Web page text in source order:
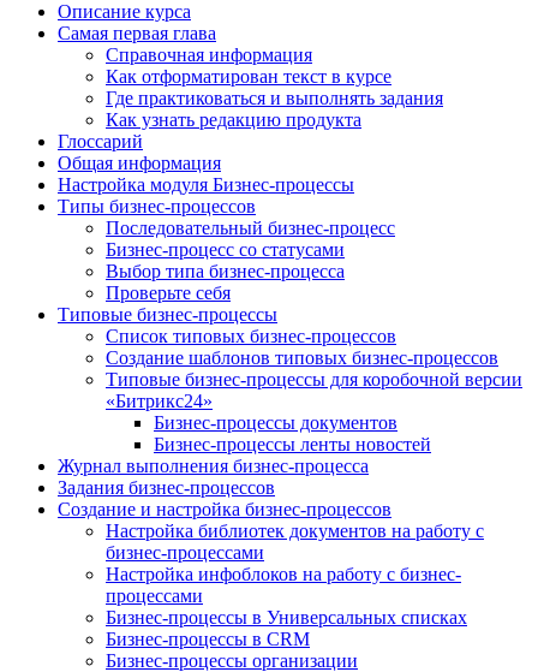
Описание курса
Самая первая глава
Справочная информация
Как отформатирован текст в курсе
Где практиковаться и выполнять задания
Как узнать редакцию продукта
Глоссарий
Общая информация
Настройка модуля Бизнес-процессы
Типы бизнес-процессов
Последовательный бизнес-процесс
Бизнес-процесс со статусами
Выбор типа бизнес-процесса
Проверьте себя
Типовые бизнес-процессы
Список типовых бизнес-процессов
Создание шаблонов типовых бизнес-процессов
Типовые бизнес-процессы для коробочной версии
«Битрикс24»
Бизнес-процессы документов
Бизнес-процессы ленты новостей
Журнал выполнения бизнес-процесса
Задания бизнес-процессов
Создание и настройка бизнес-процессов
Настройка библиотек документов на работу с
бизнес-процессами
Настройка инфоблоков на работу с бизнес-
процессами
Бизнес-процессы в Универсальных списках
Бизнес-процессы в CRM
Бизнес-процессы организации